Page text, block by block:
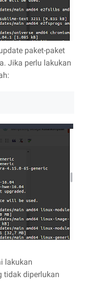
paket-paket
Jika perlu lakukan
lakukan
tidak diperlukan